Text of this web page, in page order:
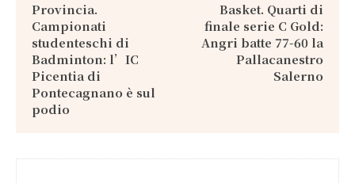
Provincia.
Campionati
studenteschi di
Badminton: l’IC
Picentia di
Pontecagnano è sul
podio
Basket. Quarti di
finale serie C Gold:
Angri batte 77-60 la
Pallacanestro
Salerno